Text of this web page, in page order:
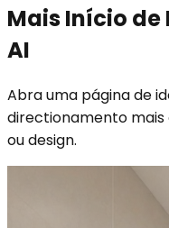
Mais Início
AI
Abra uma página de
directionamento
ou design.